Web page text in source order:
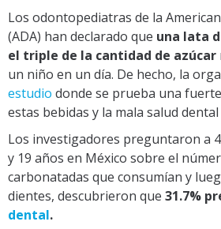
Los odontopediatras de la
(ADA) han declarado que una lata
el triple de la cantidad de azúcar
un niño en un día. De hecho, la
estudio donde se prueba una
estas bebidas y la mala salud
Los investigadores preguntaron a
y 19 años en México sobre el
carbonatadas que consumían y
dientes, descubrieron que 31.7%
dental.